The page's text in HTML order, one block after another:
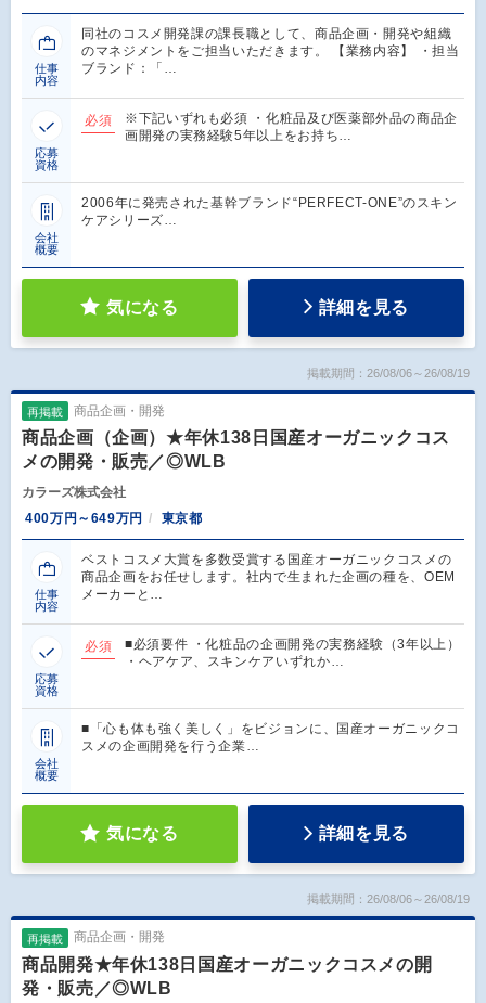
仕事
内容
同社のコスメ開発課の課長職として、商品企画・開発や組織
のマネジメントをご担当いただきます。 【業務内容】 ・担当
ブランド：「…
応募
資格
必須
※下記いずれも必須 ・化粧品及び医薬部外品の商品企
画開発の実務経験5年以上をお持ち…
会社
概要
2006年に発売された基幹ブランド“PERFECT-ONE”のスキン
ケアシリーズ…
気になる 詳細を見る
掲載期間：26/08/06～26/08/19
再掲載 商品企画・開発
商品企画（企画）★年休138日国産オーガニックコス
メの開発・販売／◎WLB
カラーズ株式会社
400万円～649万円
東京都
仕事
内容
ベストコスメ大賞を多数受賞する国産オーガニックコスメの
商品企画をお任せします。社内で生まれた企画の種を、OEM
メーカーと…
応募
資格
必須
■必須要件 ・化粧品の企画開発の実務経験（3年以上）
・ヘアケア、スキンケアいずれか…
会社
概要
■「心も体も強く美しく」をビジョンに、国産オーガニックコ
スメの企画開発を行う企業…
気になる 詳細を見る
掲載期間：26/08/06～26/08/19
再掲載 商品企画・開発
商品開発★年休138日国産オーガニックコスメの開
発・販売／◎WLB